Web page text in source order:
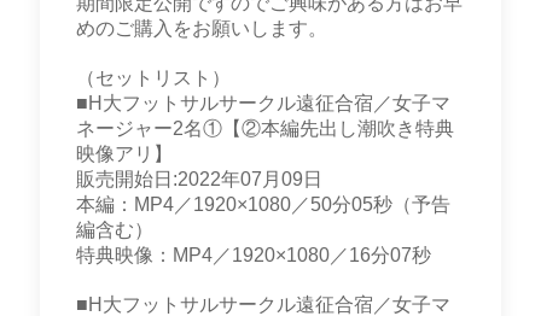
めのご購入をお願いします。
（セットリスト）
■H大フットサルサークル遠征合宿／女子マ
ネージャー2名①【②本編先出し潮吹き特典
映像アリ】
販売開始日:2022年07月09日
本編：MP4／1920×1080／50分05秒（予告
編含む）
特典映像：MP4／1920×1080／16分07秒
■H大フットサルサークル遠征合宿／女子マ